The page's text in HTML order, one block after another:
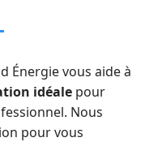
Énergie vous aide à
idéale pour
Nous
pour vous